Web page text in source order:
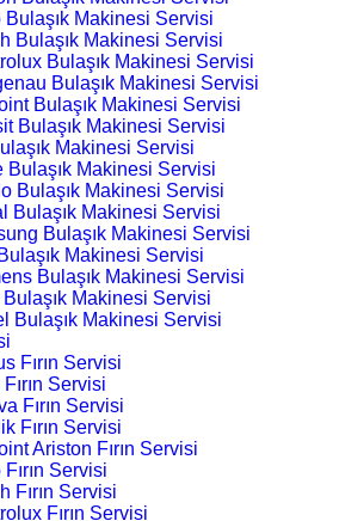
Bulaşık Makinesi Servisi
Bulaşık Makinesi Servisi
Bulaşık Makinesi Servisi
Bulaşık Makinesi Servisi
Bulaşık Makinesi Servisi
Bulaşık Makinesi Servisi
Makinesi Servisi
Bulaşık Makinesi Servisi
Bulaşık Makinesi Servisi
Bulaşık Makinesi Servisi
Bulaşık Makinesi Servisi
Makinesi Servisi
Bulaşık Makinesi Servisi
Makinesi Servisi
Bulaşık Makinesi Servisi
Fırın Servisi
Servisi
Fırın Servisi
Fırın Servisi
Ariston Fırın Servisi
Servisi
Fırın Servisi
Fırın Servisi